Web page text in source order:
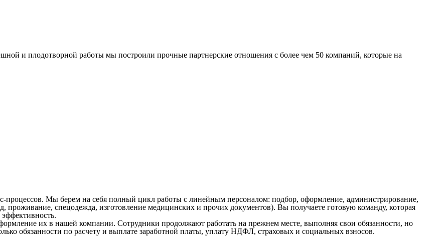
и плодотворной работы мы построили прочные партнерские отношения с более чем 50 компаний, которые на
процессов. Мы берем на себя полный цикл работы с линейным персоналом: подбор, оформление, администрирование,
спецодежда, изготовление медицинских и прочих документов). Вы получаете готовую команду, которая
их в нашей компании. Сотрудники продолжают работать на прежнем месте, выполняя свои обязанности, но
обязанности по расчету и выплате заработной платы, уплату НДФЛ, страховых и социальных взносов.